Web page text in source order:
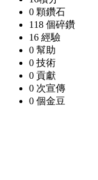
0 顆鑽石
118 個碎鑽
16 經驗
0 幫助
0 技術
0 貢獻
0 次宣傳
0 個金豆